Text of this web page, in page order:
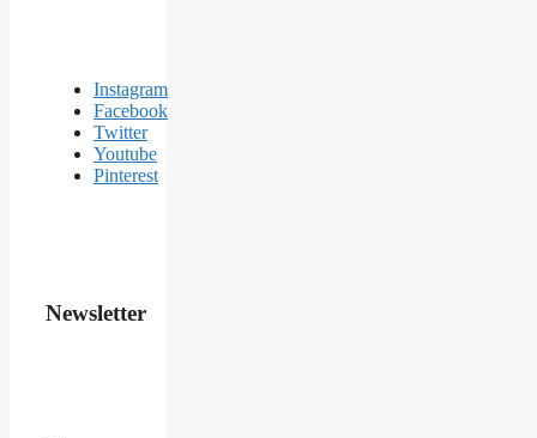
Instagram
Facebook
Twitter
Youtube
Pinterest
Newsletter